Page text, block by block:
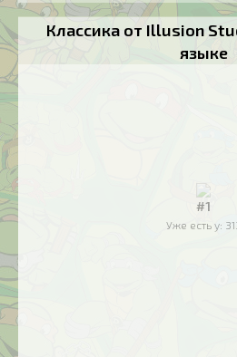
Классика от Illusion
языке
#1
Уже есть у: